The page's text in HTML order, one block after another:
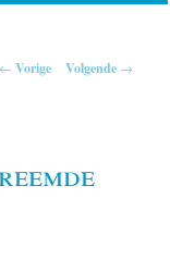
← Vorige Volgende →